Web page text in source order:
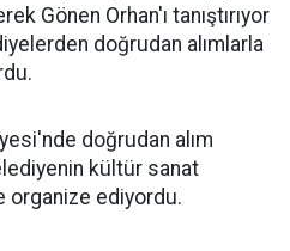
Gönen Orhan'ı tanıştırıyor
doğrudan alımlarla
doğrudan alım
kültür sanat
organize ediyordu.